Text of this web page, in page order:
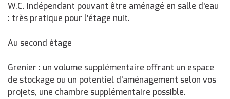
W.C. indépendant pouvant être aménagé en salle d'eau
: très pratique pour l'étage nuit.
Au second étage
Grenier : un volume supplémentaire offrant un espace
de stockage ou un potentiel d'aménagement selon vos
projets, une chambre supplémentaire possible.